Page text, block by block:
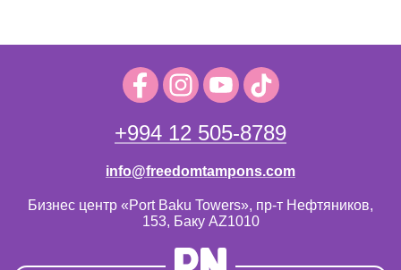
+994 12 505-8789
info@freedomtampons.com
Бизнес центр «Port Baku Towers», пр-т Нефтяников,
153, Баку AZ1010